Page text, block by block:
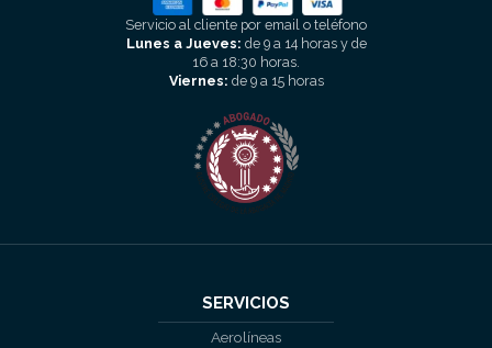
Servicio al cliente por email o teléfono
Lunes a Jueves: de 9 a 14 horas y de
16 a 18:30 horas.
Viernes: de 9 a 15 horas
SERVICIOS
Aerolíneas